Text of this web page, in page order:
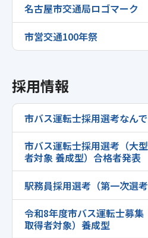
名古屋市交通局ロゴマーク
市営交通100年祭
採用情報
市バス運転士採用選考なん
市バス運転士採用選考（大
者対象 養成型）合格者発表
駅務員採用選考（第一次選
令和8年度市バス運転士募
取得者対象）養成型